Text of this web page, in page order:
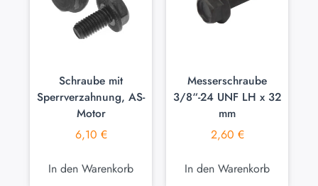
Schraube mit
Sperrverzahnung, AS-
Motor
6,10 €
In den Warenkorb
Messerschraube
3/8“-24 UNF LH x 32
mm
2,60 €
In den Warenkorb